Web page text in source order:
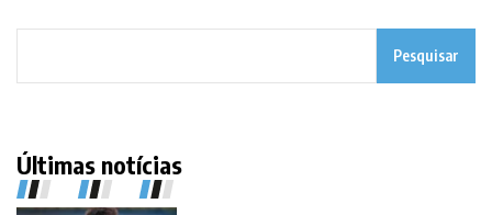
Pesquisar
Últimas notícias